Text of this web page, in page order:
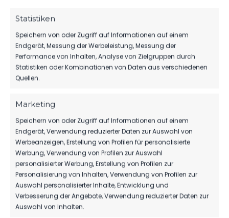
Statistiken
Speichern von oder Zugriff auf Informationen auf einem
Endgerät, Messung der Werbeleistung, Messung der
Performance von Inhalten, Analyse von Zielgruppen durch
Statistiken oder Kombinationen von Daten aus verschiedenen
Quellen.
Marketing
Speichern von oder Zugriff auf Informationen auf einem
Endgerät, Verwendung reduzierter Daten zur Auswahl von
Werbeanzeigen, Erstellung von Profilen für personalisierte
Werbung, Verwendung von Profilen zur Auswahl
personalisierter Werbung, Erstellung von Profilen zur
Personalisierung von Inhalten, Verwendung von Profilen zur
Auswahl personalisierter Inhalte, Entwicklung und
Verbesserung der Angebote, Verwendung reduzierter Daten zur
Auswahl von Inhalten.
DATUM BEGEGNUNG ERGEBNIS
FR.., 22.
19:00
SO.., 26.
FEB.
13:00
Uhr
FSV 63
Luckenwalde
vs. SV
Babelsberg
03
3:1
2022/23
FR.., 09.